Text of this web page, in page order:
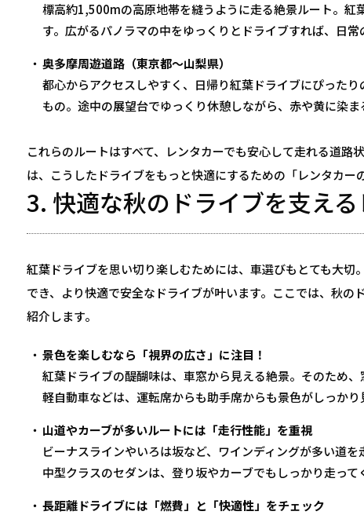
標高約1,500mの高原地帯を縫うように走る絶景ルート。紅
す。広がるパノラマの中をゆっくりとドライブすれば、日
奥多摩周遊道路（東京都〜山梨県）
都心からアクセスしやすく、日帰り紅葉ドライブにぴった
もの。途中の展望台でゆっくり休憩しながら、赤や黄に染ま
これらのルートはすべて、レンタカーでも安心して走れる道
は、こうしたドライブをもっと快適にするための「レンタカー
3. 快適な秋のドライブを支え
紅葉ドライブを思い切り楽しむためには、車選びもとても大
でき、より快適で安全なドライブが叶います。ここでは、秋
紹介します。
景色を楽しむなら「視界の広さ」に注目！
紅葉ドライブの醍醐味は、車窓から見える絶景。そのため
軽自動車などは、運転席からも助手席からも景色がしっか
山道やカーブが多いルートには「走行性能」を重視
ビーナスラインやいろは坂など、ワインディングが多い道
中型クラスのセダンは、登り坂やカーブでもしっかり走っ
長距離ドライブには「燃費」と「快適性」をチェック